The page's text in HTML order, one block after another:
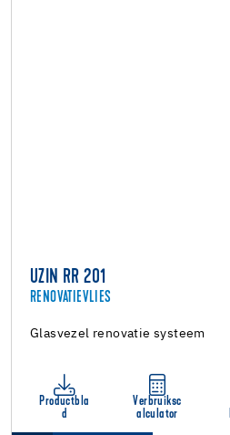
UZIN RR 201
RENOVATIEVLIES
Glasvezel renovatie systeem
Productbla
d
Verbruiksc
alculator